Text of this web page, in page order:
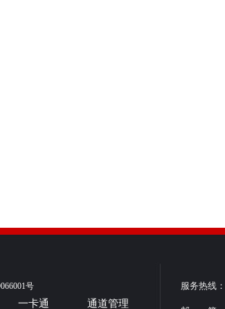
号
一卡通 通道管理
服务热线：